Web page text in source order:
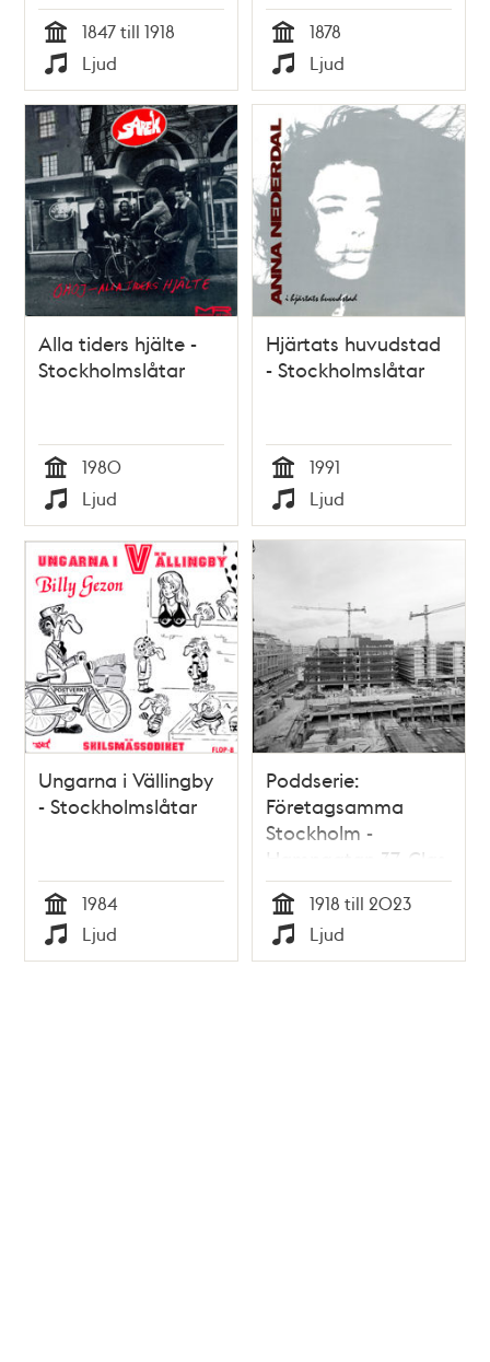
Tid
1847 till 1918
Typ
Ljud Tid
1878
Typ
Ljud
Alla tiders hjälte -
Stockholmslåtar
Tid
1980
Typ
Ljud
Hjärtats huvudstad
- Stockholmslåtar
Tid
1991
Typ
Ljud
Ungarna i Vällingby
- Stockholmslåtar
Tid
1984
Typ
Ljud
Poddserie:
Företagsamma
Stockholm -
Hamngatan 37, Clas
Ohlsons första butik
Tid
1918 till 2023
Typ
Ljud